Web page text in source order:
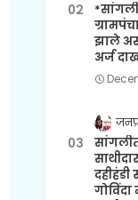
झाले
अर्ज
दहीहंडी